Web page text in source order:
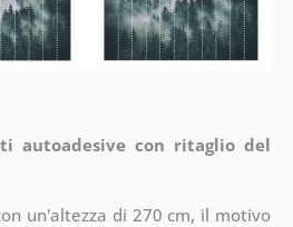
autoadesive con ritaglio del
un'altezza di 270 cm, il motivo